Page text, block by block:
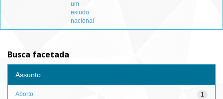
um
estudo
nacional
Busca facetada
Assunto
1
Aborto